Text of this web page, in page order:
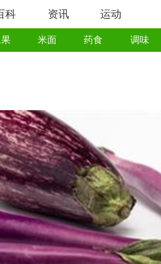
科 资讯 运动
米面 药食 调味